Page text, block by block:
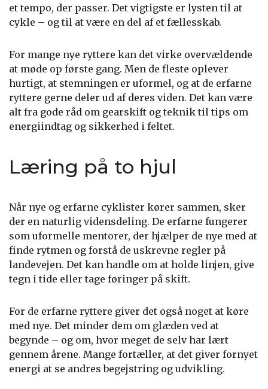
et tempo, der passer. Det vigtigste er lysten til at
cykle – og til at være en del af et fællesskab.
For mange nye ryttere kan det virke overvældende
at møde op første gang. Men de fleste oplever
hurtigt, at stemningen er uformel, og at de erfarne
ryttere gerne deler ud af deres viden. Det kan være
alt fra gode råd om gearskift og teknik til tips om
energiindtag og sikkerhed i feltet.
Læring på to hjul
Når nye og erfarne cyklister kører sammen, sker
der en naturlig vidensdeling. De erfarne fungerer
som uformelle mentorer, der hjælper de nye med at
finde rytmen og forstå de uskrevne regler på
landevejen. Det kan handle om at holde linjen, give
tegn i tide eller tage føringer på skift.
For de erfarne ryttere giver det også noget at køre
med nye. Det minder dem om glæden ved at
begynde – og om, hvor meget de selv har lært
gennem årene. Mange fortæller, at det giver fornyet
energi at se andres begejstring og udvikling.